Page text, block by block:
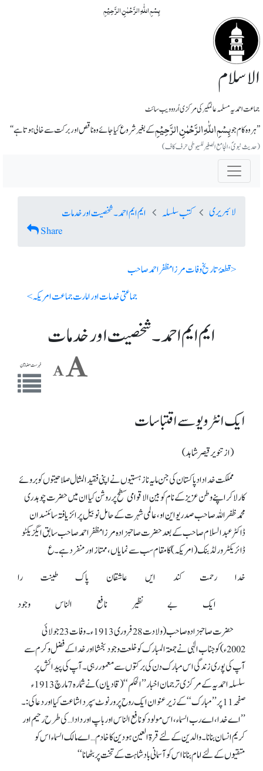
بِسۡمِ اللّٰہِ الرَّحۡمٰنِ الرَّحِیۡمِ
الاسلام
جماعت احمدیہ مسلمہ عالمگیر کی مرکزی اُردو ویب سائٹ
’’ ہر وہ کام جوبِسۡمِ اللّٰہِ الرَّحۡمٰنِ الرَّحِیۡمِکے بغیر شروع کیا جائے وہ ناقص اور برکت سے خالی ہوتا ہے‘‘
(حدیث نبویؐ، الجامع الصغیر للسیوطی حرف کاف)
لائبریری کتب سلسلہ
ایم ایم احمد ۔ شخصیت اور خدمات
Share
< قطعۂ تاریخ وفات مرزا مظفر احمد صاحب
جماعتی خدمات اور امارت جماعت امریکہ >
ایم ایم احمد ۔ شخصیت اور خدمات
فہرست مضامین
ایک انٹرویوسے اقتباسات
(از تنویر قیصر شاہد)
مملکت خداداد پاکستان کی جن مایہ ناز ہستیوں نے اپنی فقید المثال صلاحیتوں کو بروئے
کار لا کر اپنے وطن عزیز کے نام کو بین الاقوامی سطح پر روشن کیا ان میں حضرت چوہدری
محمد ظفر اللہ صاحب صدر یو این او، عالمی شہرت کے حامل نوبیل پرائز یافتہ سائنسدان
ڈاکٹر عبدالسلام صاحب کے بعد حضرت صاحبزادہ مرزا مظفر احمد صاحب سابق ایگزیکٹو
ڈائریکٹر ورلڈ بنک (امریکہ) کا مقام سب سے نمایاں، ممتاز اور منفرد ہے۔ ع
خدا رحمت کند ایں عاشقان پاک طینت را
ایک بے نظیر نافع الناس وجود
حضرت صاحبزادہ صاحب(ولادت 28 فروری 1913ء۔ وفات 23 جولائی
2002ء) کو جناب الٰہی نے جمعۃ المبارک کو خلعت وجود بخشا اور خدا کے فضل وکرم سے
آپ کی پوری زندگی اس مبارک دن کی برکتوں سے معمور رہی۔ آپ کی پیدائش پر
سلسلہ احمدیہ کے مرکزی ترجمان اخبار ’’الحکم‘‘ (قادیان) نے شمارہ 7مارچ 1913ء
صفحہ 11 پر ’’مبارک‘‘ کے زیر عنوان ایک روح پرورنوٹ سپرد اشاعت کیا اور دعا کی:۔
’’اے خدا، اے رب السماء، اس مولود کو نافع الناس اور باپ اور دادا… کی طرح رحیم اور
کریم انسان بنانا۔ والدین کے لئے قرۃ العین ہو دین کا خادم… اے مالک السماء اس کو
متقیوں کے لئے امام بنانا اس کو آسمانی بادشاہت کے تخت پر بٹھانا‘‘